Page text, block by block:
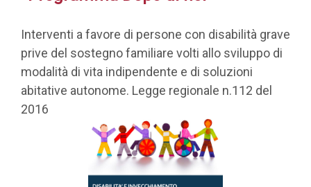
Interventi a favore di persone con disabilità grave
prive del sostegno familiare volti allo sviluppo di
modalità di vita indipendente e di soluzioni
abitative autonome. Legge regionale n.112 del
2016